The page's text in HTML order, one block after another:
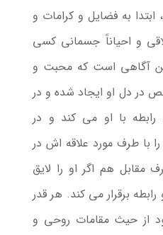
به فضایل و کرامات و
و احیاناً جسمانی کسی
آگاهی است که محبت و
در دل او ایجاد شده و در
با او می کند و در
با طرف مورد علاقه اش در
مقابل هم اگر او را لایق
برقرار می کند. هر قدر
از حیث مقامات روحی و